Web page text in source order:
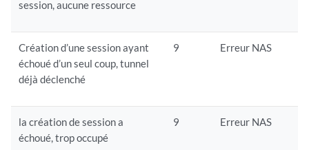
session, aucune ressource
Création d’une session ayant
échoué d’un seul coup, tunnel
déjà déclenché
9 Erreur NAS
la création de session a
échoué, trop occupé
9 Erreur NAS